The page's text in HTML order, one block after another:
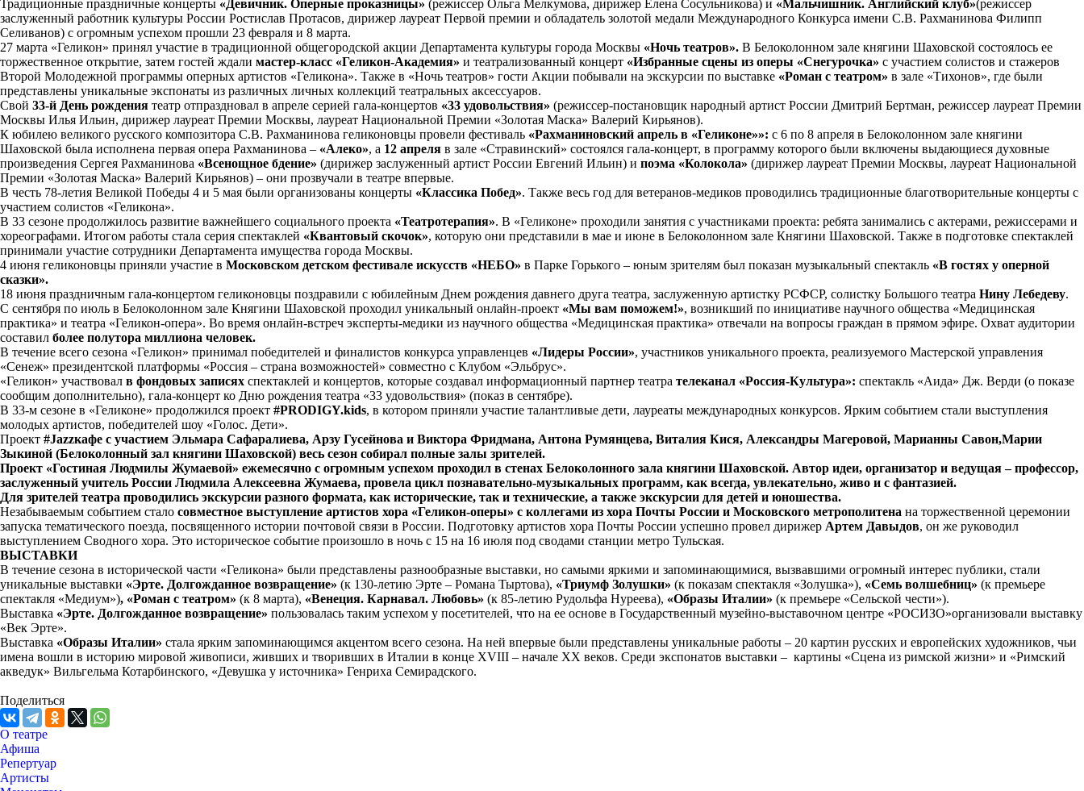
Традиционные праздничные концерты «Девичник. Оперные проказницы» (режиссер Ольга Мелкумова, дирижер Елена Сосульникова) и «Мальчишник. Английский клуб»(режиссер
заслуженный работник культуры России Ростислав Протасов, дирижер лауреат Первой премии и обладатель золотой медали Международного Конкурса имени С.В. Рахманинова Филипп
Селиванов) с огромным успехом прошли 23 февраля и 8 марта.
27 марта «Геликон» принял участие в традиционной общегородской акции Департамента культуры города Москвы «Ночь театров». В Белоколонном зале княгини Шаховской состоялось ее
торжественное открытие, затем гостей ждали мастер-класс «Геликон-Академия» и театрализованный концерт «Избранные сцены из оперы «Снегурочка» с участием солистов и стажеров
Второй Молодежной программы оперных артистов «Геликона». Также в «Ночь театров» гости Акции побывали на экскурсии по выставке «Роман с театром» в зале «Тихонов», где были
представлены уникальные экспонаты из различных личных коллекций театральных аксессуаров.
Свой 33-й День рождения театр отпраздновал в апреле серией гала-концертов «33 удовольствия» (режиссер-постановщик народный артист России Дмитрий Бертман, режиссер лауреат Премии
Москвы Илья Ильин, дирижер лауреат Премии Москвы, лауреат Национальной Премии «Золотая Маска» Валерий Кирьянов).
К юбилею великого русского композитора С.В. Рахманинова геликоновцы провели фестиваль «Рахманиновский апрель в «Геликоне»»: с 6 по 8 апреля в Белоколонном зале княгини
Шаховской была исполнена первая опера Рахманинова – «Алеко», а 12 апреля в зале «Стравинский» состоялся гала-концерт, в программу которого были включены выдающиеся духовные
произведения Сергея Рахманинова «Всенощное бдение» (дирижер заслуженный артист России Евгений Ильин) и поэма «Колокола» (дирижер лауреат Премии Москвы, лауреат Национальной
Премии «Золотая Маска» Валерий Кирьянов) – они прозвучали в театре впервые.
В честь 78-летия Великой Победы 4 и 5 мая были организованы концерты «Классика Побед». Также весь год для ветеранов-медиков проводились традиционные благотворительные концерты с
участием солистов «Геликона».
В 33 сезоне продолжилось развитие важнейшего социального проекта «Театротерапия». В «Геликоне» проходили занятия с участниками проекта: ребята занимались с актерами, режиссерами и
хореографами. Итогом работы стала серия спектаклей «Квантовый скочок», которую они представили в мае и июне в Белоколонном зале Княгини Шаховской. Также в подготовке спектаклей
принимали участие сотрудники Департамента имущества города Москвы.
4 июня геликоновцы приняли участие в Московском детском фестивале искусств «НЕБО» в Парке Горького – юным зрителям был показан музыкальный спектакль «В гостях у оперной
сказки».
18 июня праздничным гала-концертом геликоновцы поздравили с юбилейным Днем рождения давнего друга театра, заслуженную артистку РСФСР, солистку Большого театра Нину Лебедеву.
С сентября по июль в Белоколонном зале Княгини Шаховской проходил уникальный онлайн-проект «Мы вам поможем!», возникший по инициативе научного общества «Медицинская
практика» и театра «Геликон-опера». Во время онлайн-встреч эксперты-медики из научного общества «Медицинская практика» отвечали на вопросы граждан в прямом эфире. Охват аудитории
составил более полутора миллиона человек.
В течение всего сезона «Геликон» принимал победителей и финалистов конкурса управленцев «Лидеры России», участников уникального проекта, реализуемого Мастерской управления
«Сенеж» президентской платформы «Россия – страна возможностей» совместно с Клубом «Эльбрус».
«Геликон» участвовал в фондовых записях спектаклей и концертов, которые создавал информационный партнер театра телеканал «Россия-Культура»: спектакль «Аида» Дж. Верди (о показе
сообщим дополнительно), гала-концерт ко Дню рождения театра «33 удовольствия» (показ в сентябре).
В 33-м сезоне в «Геликоне» продолжился проект #PRODIGY.kids, в котором приняли участие талантливые дети, лауреаты международных конкурсов. Ярким событием стали выступления
молодых артистов, победителей шоу «Голос. Дети».
Проект #Jazzкафе с участием Эльмара Сафаралиева, Арзу Гусейнова и Виктора Фридмана, Антона Румянцева, Виталия Кися, Александры Магеровой, Марианны Савон,Марии
Зыкиной (Белоколонный зал княгини Шаховской) весь сезон собирал полные залы зрителей.
Проект «Гостиная Людмилы Жумаевой» ежемесячно с огромным успехом проходил в стенах Белоколонного зала княгини Шаховской. Автор идеи, организатор и ведущая – профессор,
заслуженный учитель России Людмила Алексеевна Жумаева, провела цикл познавательно-музыкальных программ, как всегда, увлекательно, живо и с фантазией.
Для зрителей театра проводились экскурсии разного формата, как исторические, так и технические, а также экскурсии для детей и юношества.
Незабываемым событием стало совместное выступление артистов хора «Геликон-оперы» с коллегами из хора Почты России и Московского метрополитена на торжественной церемонии
запуска тематического поезда, посвященного истории почтовой связи в России. Подготовку артистов хора Почты России успешно провел дирижер Артем Давыдов, он же руководил
выступлением Сводного хора. Это историческое событие произошло в ночь с 15 на 16 июля под сводами станции метро Тульская.
ВЫСТАВКИ
В течение сезона в исторической части «Геликона» были представлены разнообразные выставки, но самыми яркими и запоминающимися, вызвавшими огромный интерес публики, стали
уникальные выставки «Эрте. Долгожданное возвращение» (к 130-летию Эрте – Романа Тыртова), «Триумф Золушки» (к показам спектакля «Золушка»), «Семь волшебниц» (к премьере
спектакля «Медиум»), «Роман с театром» (к 8 марта), «Венеция. Карнавал. Любовь» (к 85-летию Рудольфа Нуреева), «Образы Италии» (к премьере «Сельской чести»).
Выставка «Эрте. Долгожданное возвращение» пользовалась таким успехом у посетителей, что на ее основе в Государственный музейно-выставочном центре «РОСИЗО»организовали выставку
«Век Эрте».
Выставка «Образы Италии» стала ярким запоминающимся акцентом всего сезона. На ней впервые были представлены уникальные работы – 20 картин русских и европейских художников, чьи
имена вошли в историю мировой живописи, живших и творивших в Италии в конце XVIII – начале XX веков. Среди экспонатов выставки – картины «Сцена из римской жизни» и «Римский
акведук» Вильгельма Котарбинского, «Девушка у источника» Генриха Семирадского.
Поделиться
О театре
Афиша
Репертуар
Артисты